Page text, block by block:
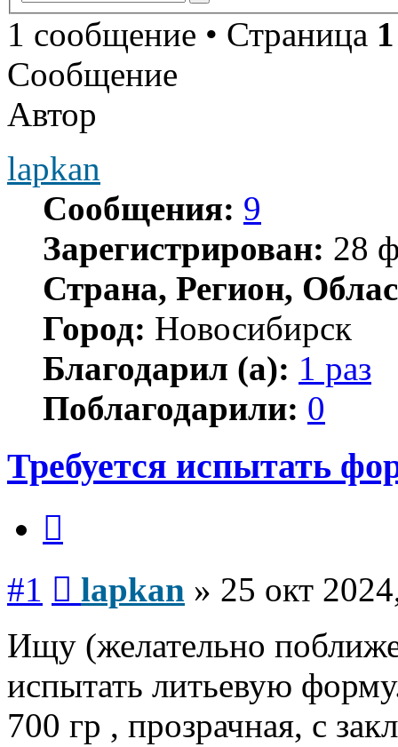
1 сообщение • Страница 1
Сообщение
Автор
lapkan
Сообщения: 9
Зарегистрирован: 28
Страна, Регион,
Город: Новосибирск
Благодарил (а): 1 раз
Поблагодарили: 0
Требуется испытать
#1 lapkan » 25 окт
Ищу (желательно
испытать литьевую
700 гр , прозрачная, с